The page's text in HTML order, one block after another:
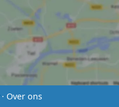
Over ons